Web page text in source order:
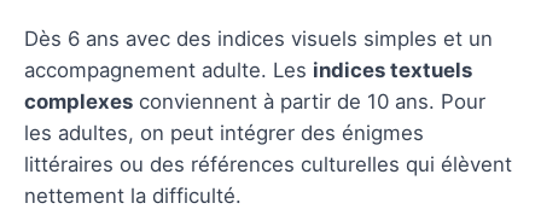
Dès 6 ans avec des indices visuels simples et un
accompagnement adulte. Les indices textuels
complexes conviennent à partir de 10 ans. Pour
les adultes, on peut intégrer des énigmes
littéraires ou des références culturelles qui élèvent
nettement la difficulté.